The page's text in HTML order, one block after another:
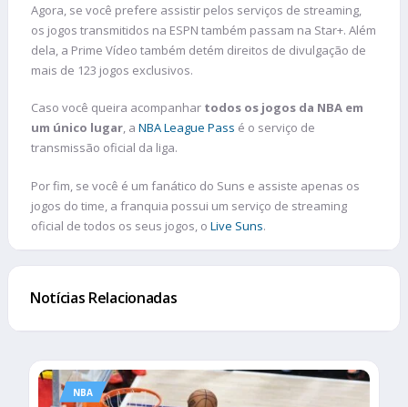
Agora, se você prefere assistir pelos serviços de streaming,
os jogos transmitidos na ESPN também passam na Star+. Além
dela, a Prime Vídeo também detém direitos de divulgação de
mais de 123 jogos exclusivos.
Caso você queira acompanhar todos os jogos da NBA em
um único lugar, a NBA League Pass é o serviço de
transmissão oficial da liga.
Por fim, se você é um fanático do Suns e assiste apenas os
jogos do time, a franquia possui um serviço de streaming
oficial de todos os seus jogos, o Live Suns.
Notícias Relacionadas
NBA